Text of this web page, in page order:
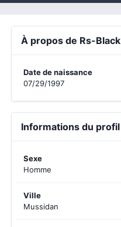
À propos de Rs-Black
Date de naissance
07/29/1997
Informations du profil
Sexe
Homme
Ville
Mussidan